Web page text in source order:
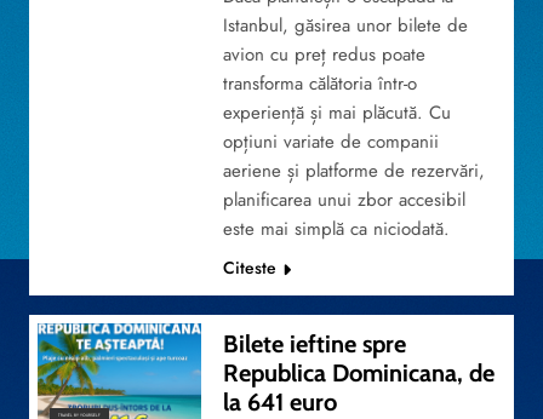
Istanbul, găsirea unor bilete de
avion cu preț redus poate
transforma călătoria într-o
experiență și mai plăcută. Cu
opțiuni variate de companii
aeriene și platforme de rezervări,
planificarea unui zbor accesibil
este mai simplă ca niciodată.
Citeste
TRAVEL BY YOURSELF
Bilete ieftine spre
Republica Dominicana, de
la 641 euro